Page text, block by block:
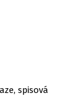
spisová